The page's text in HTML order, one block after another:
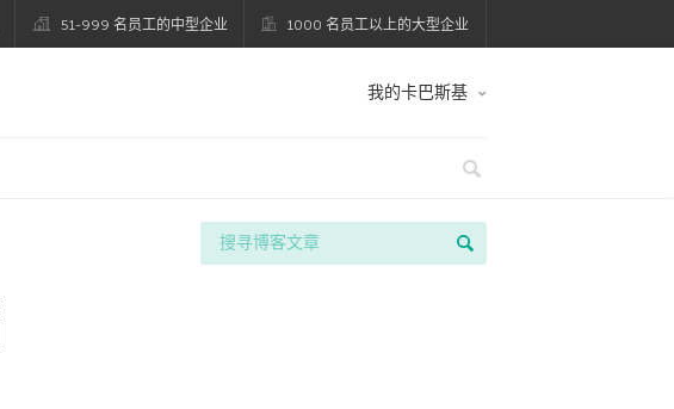
51-999 名员工的中型企业 1000 名员工以上的大型企业
我的卡巴斯基